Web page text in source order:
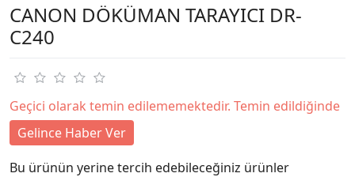
CANON DÖKÜMAN TARAYICI DR-
C240
Geçici olarak temin edilememektedir. Temin edildiğinde
Gelince Haber Ver
Bu ürünün yerine tercih edebileceğiniz ürünler